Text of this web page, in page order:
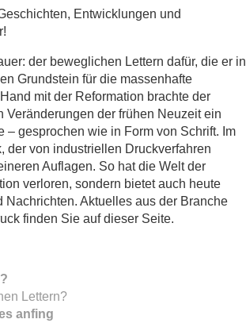
Entwicklungen und
der beweglichen Lettern dafür, die er in
Grundstein für die massenhafte
mit der Reformation brachte der
der frühen Neuzeit ein
– gesprochen wie in Form von Schrift. Im
der von industriellen Druckverfahren
Auflagen. So hat die Welt der
verloren, sondern bietet auch heute
Aktuelles aus der Branche
finden Sie auf dieser Seite.
Lettern?
anfing